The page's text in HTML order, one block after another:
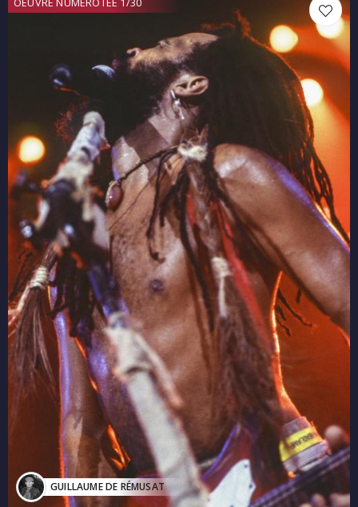
OEUVRE NUMÉROTÉE 1/30
GUILLAUME DE RÉMUSAT